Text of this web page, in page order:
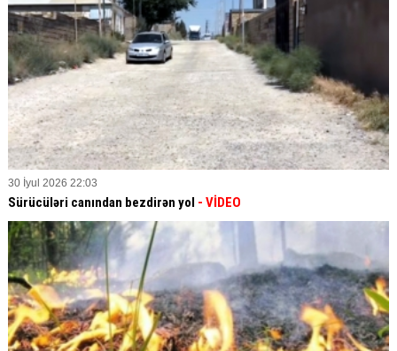
30 İyul 2026 22:03
Sürücüləri canından bezdirən yol - VİDEO